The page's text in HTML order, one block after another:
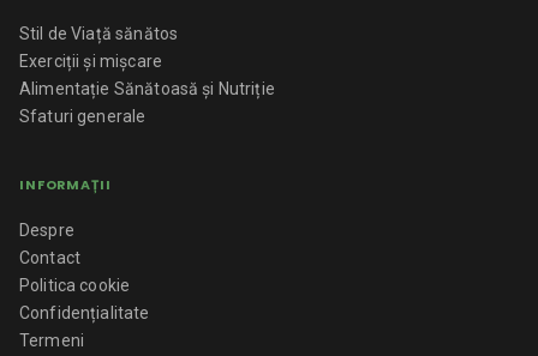
Stil de Viață sănătos
Exerciții și mișcare
Alimentație Sănătoasă și Nutriție
Sfaturi generale
INFORMAȚII
Despre
Contact
Politica cookie
Confidențialitate
Termeni